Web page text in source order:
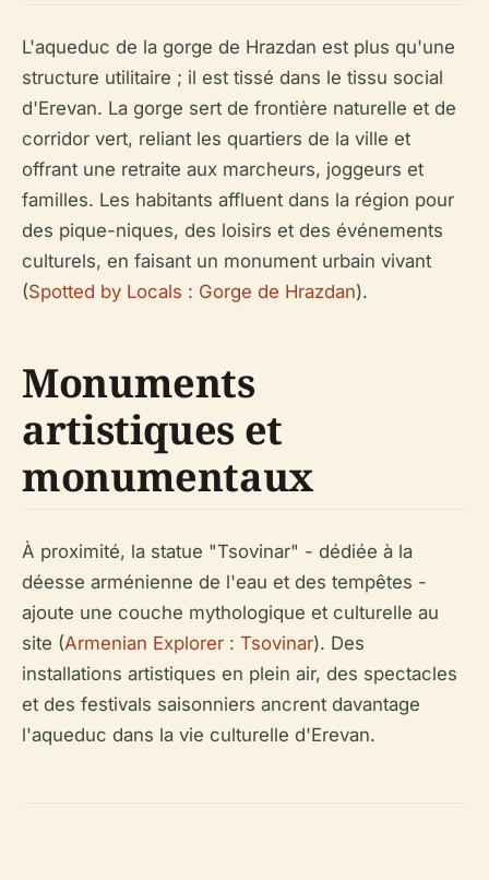
L'aqueduc de la gorge de Hrazdan est plus qu'une
structure utilitaire ; il est tissé dans le tissu social
d'Erevan. La gorge sert de frontière naturelle et de
corridor vert, reliant les quartiers de la ville et
offrant une retraite aux marcheurs, joggeurs et
familles. Les habitants affluent dans la région pour
des pique-niques, des loisirs et des événements
culturels, en faisant un monument urbain vivant
(Spotted by Locals : Gorge de Hrazdan).
Monuments
artistiques et
monumentaux
À proximité, la statue "Tsovinar" - dédiée à la
déesse arménienne de l'eau et des tempêtes -
ajoute une couche mythologique et culturelle au
site (Armenian Explorer : Tsovinar). Des
installations artistiques en plein air, des spectacles
et des festivals saisonniers ancrent davantage
l'aqueduc dans la vie culturelle d'Erevan.